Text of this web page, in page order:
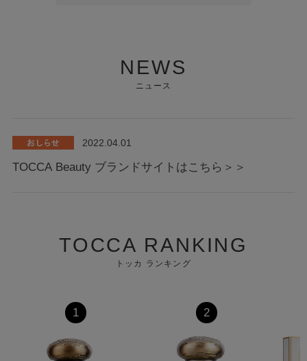
NEWS
ニュース
2022.04.01
TOCCA Beauty ブランドサイトはこちら＞＞
TOCCA RANKING
トッカ ランキング
1 2